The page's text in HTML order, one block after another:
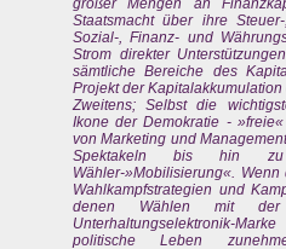
großer Mengen an
Staatsmacht über ihre
Sozial-, Finanz- und
Strom direkter
sämtliche Bereiche des
Projekt der
Zweitens; Selbst die
Ikone der Demokratie -
von Marketing und
Spektakeln bis hin
Wähler-»Mobilisierung«.
Wahlkampfstrategien und
denen Wählen mit
Unterhaltungselektronik-
politische Leben